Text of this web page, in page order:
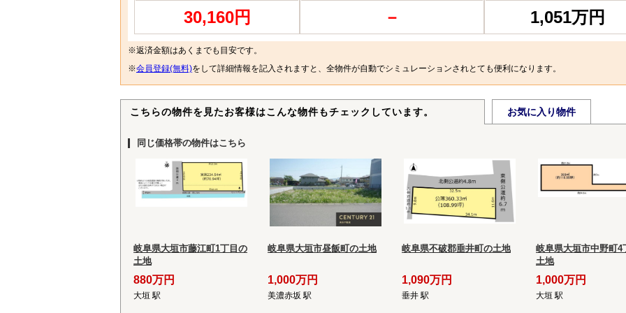
30,160円 － 1,051万円
※返済金額はあくまでも目安です。
※会員登録(無料)をして詳細情報を記入されますと、全物件が自動でシミュレーションされとても便利になります。
こちらの物件を見たお客様はこんな物件もチェックしています。 お気に入り物件
同じ価格帯の物件はこちら
岐阜県大垣市藤江町1丁目の
土地
880万円
大垣 駅
岐阜県大垣市昼飯町の土地
1,000万円
美濃赤坂 駅
岐阜県不破郡垂井町の土地
1,090万円
垂井 駅
岐阜県大垣市中野町4
土地
1,000万円
大垣 駅